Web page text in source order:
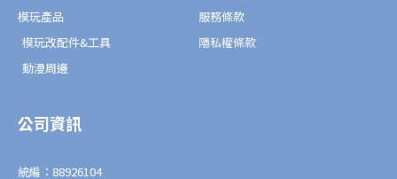
模玩產品
模玩改配件&工具
動漫周邊
服務條款
隱私權條款
公司資訊
統編：88926104